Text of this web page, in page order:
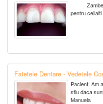
Zambetul
pentru ceilalti
Fatetele Dentare - Vedetele
Pacient: Am
stiu daca
Manuela